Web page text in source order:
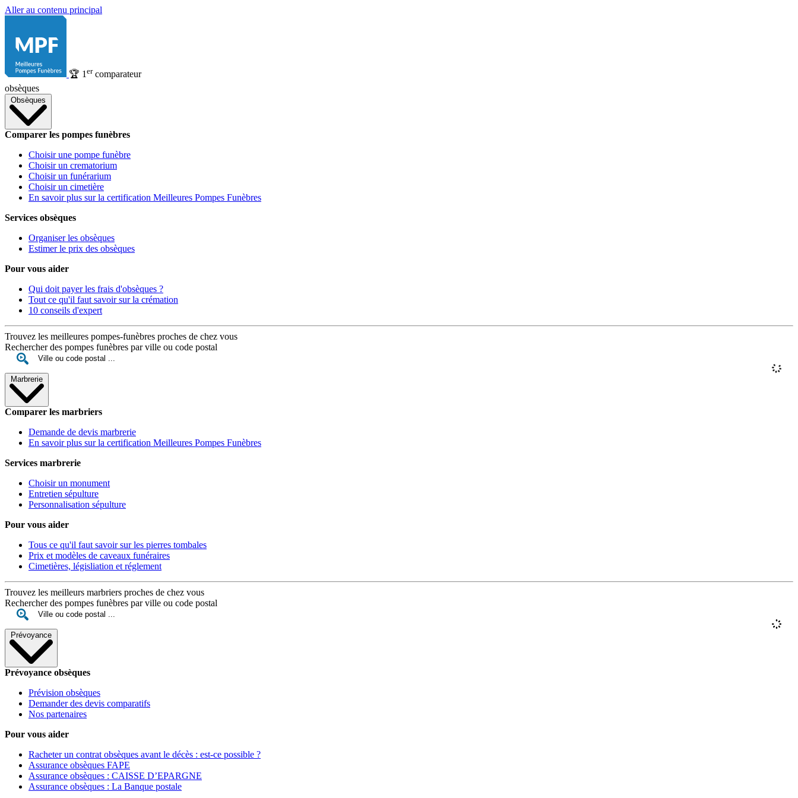
Aller au contenu principal
🏆 1 ercomparateur
obsèques
Obsèques
Comparer les pompes funèbres
Choisir une pompe funèbre
Choisir un crematorium
Choisir un funérarium
Choisir un cimetière
En savoir plus sur la certification Meilleures Pompes Funèbres
Services obsèques
Organiser les obsèques
Estimer le prix des obsèques
Pour vous aider
Qui doit payer les frais d'obsèques ?
Tout ce qu'il faut savoir sur la crémation
10 conseils d'expert
Trouvez les meilleures pompes-funèbres proches de chez vous
Rechercher des pompes funèbres par ville ou code postal
Marbrerie
Comparer les marbriers
Demande de devis marbrerie
En savoir plus sur la certification Meilleures Pompes Funèbres
Services marbrerie
Choisir un monument
Entretien sépulture
Personnalisation sépulture
Pour vous aider
Tous ce qu'il faut savoir sur les pierres tombales
Prix et modèles de caveaux funéraires
Cimetières, législiation et réglement
Trouvez les meilleurs marbriers proches de chez vous
Rechercher des pompes funèbres par ville ou code postal
Prévoyance
Prévoyance obsèques
Prévision obsèques
Demander des devis comparatifs
Nos partenaires
Pour vous aider
Racheter un contrat obsèques avant le décès : est-ce possible ?
Assurance obsèques FAPE
Assurance obsèques : CAISSE D’EPARGNE
Assurance obsèques : La Banque postale